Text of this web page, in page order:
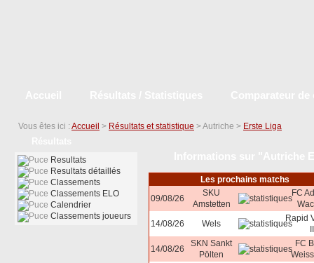
Vous êtes ici : Accueil > Résultats et statistique > Autriche > Erste Liga
Les prochains matchs
09/08/26
SKU
Amstetten
FC
14/08/26
Wels
Rapid
14/08/26
SKN Sankt
Pölten
FC
Resultats
Resultats détaillés
Classements
Classements ELO
Calendrier
Classements joueurs